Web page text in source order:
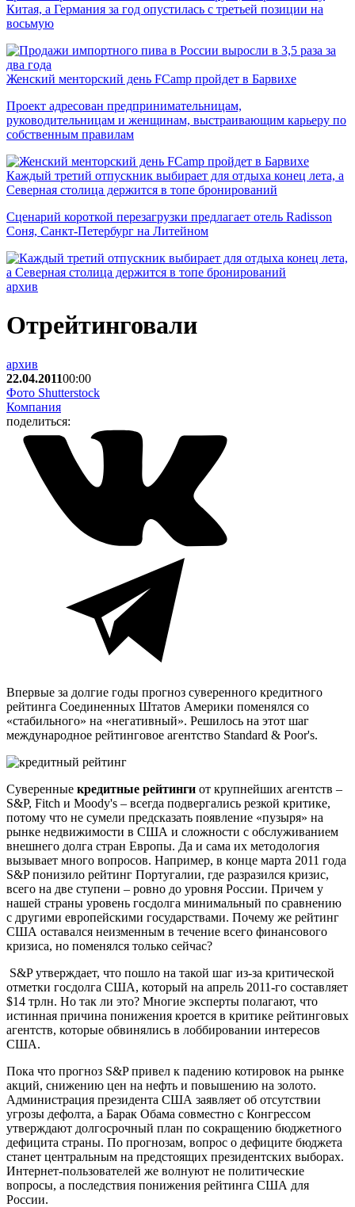
Китая, а Германия за год опустилась с третьей позиции на
восьмую
Женский менторский день FCamp пройдет в Барвихе
Проект адресован предпринимательницам,
руководительницам и женщинам, выстраивающим карьеру по
собственным правилам
Каждый третий отпускник выбирает для отдыха конец лета, а
Северная столица держится в топе бронирований
Сценарий короткой перезагрузки предлагает отель Radisson
Соня, Санкт-Петербург на Литейном
архив
Отрейтинговали
архив
22.04.201100:00
Фото Shutterstock
Компания
поделиться:
Впервые за долгие годы прогноз суверенного кредитного
рейтинга Соединенных Штатов Америки поменялся со
«стабильного» на «негативный». Решилось на этот шаг
международное рейтинговое агентство Standard & Poor's.
Суверенные кредитные рейтинги от крупнейших агентств –
S&P, Fitch и Moody's – всегда подвергались резкой критике,
потому что не сумели предсказать появление «пузыря» на
рынке недвижимости в США и сложности с обслуживанием
внешнего долга стран Европы. Да и сама их методология
вызывает много вопросов. Например, в конце марта 2011 года
S&P понизило рейтинг Португалии, где разразился кризис,
всего на две ступени – ровно до уровня России. Причем у
нашей страны уровень госдолга минимальный по сравнению
с другими европейскими государствами. Почему же рейтинг
США оставался неизменным в течение всего финансового
кризиса, но поменялся только сейчас?
S&P утверждает, что пошло на такой шаг из-за критической
отметки госдолга США, который на апрель 2011-го составляет
$14 трлн. Но так ли это? Многие эксперты полагают, что
истинная причина понижения кроется в критике рейтинговых
агентств, которые обвинялись в лоббировании интересов
США.
Пока что прогноз S&P привел к падению котировок на рынке
акций, снижению цен на нефть и повышению на золото.
Администрация президента США заявляет об отсутствии
угрозы дефолта, а Барак Обама совместно с Конгрессом
утверждают долгосрочный план по сокращению бюджетного
дефицита страны. По прогнозам, вопрос о дефиците бюджета
станет центральным на предстоящих президентских выборах.
Интернет-пользователей же волнуют не политические
вопросы, а последствия понижения рейтинга США для
России.